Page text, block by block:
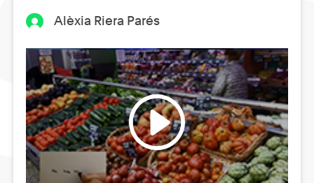
Alèxia Riera Parés